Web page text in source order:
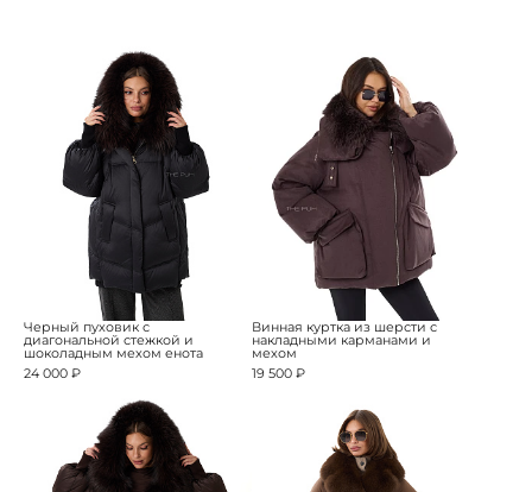
Черный пуховик с
диагональной стежкой и
шоколадным мехом енота
24 000 ₽
Винная куртка из шерсти с
накладными карманами и
мехом
19 500 ₽